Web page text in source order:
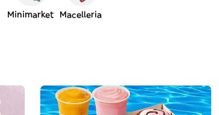
Minimarket Macelleria